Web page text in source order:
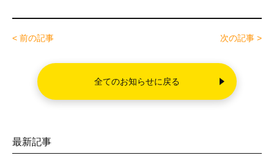
c
e
o
o
tt
ail
< 前の記事 次の記事 >
全てのお知らせに戻る
最新記事